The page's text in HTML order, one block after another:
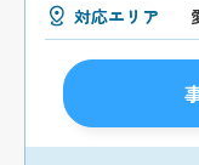
対応エリア